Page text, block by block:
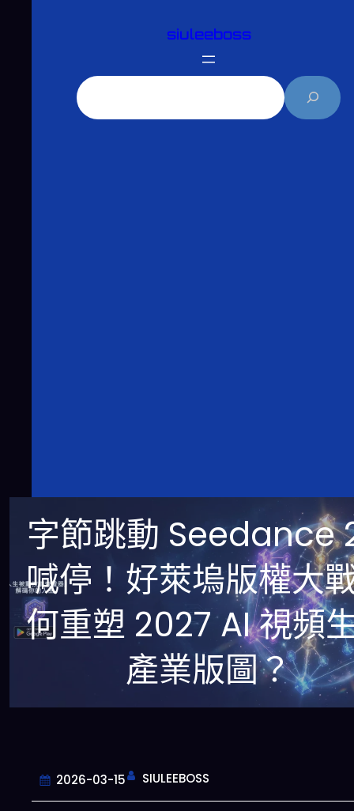
siuleeboss
字節跳動 Seedance
喊停！好萊塢版權大
何重塑 2027 AI 視頻
產業版圖？
2026-03-15 SIULEEBOSS